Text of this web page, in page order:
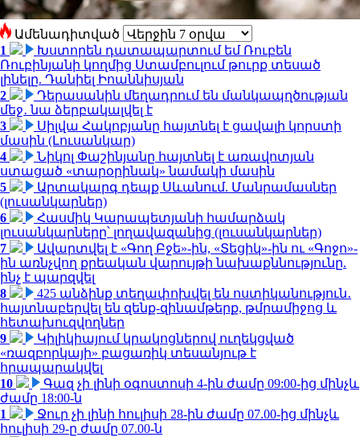
Ամենադիտված
1
Խստորեն դատապարտում եմ Ռուբեն
Ռուբինյանի կողմից Ստամբուլում թուրք տեսած
լինելը. Դանիել Իոաննիսյան
2
Դերասանին մեղադրում են մանկապղծության
մեջ․ նա ձերբակալվել է
3
Սիլվա Հակոբյանը հայտնել է ցավալի կորստի
մասին (Լուսանկար)
4
Նիկոլ Փաշինյանը հայտնել է առավոտյան
ստացած «տարօրինակ» նամակի մասին
5
Արտակարգ դեպք Սևանում. Մանրամասներ
(լուսանկարներ)
6
Հասմիկ Կարապետյանի համարձակ
լուսանկարները՝ լողավազանից (լուսանկարներ)
7
Ավարտվել է «Գող Բջե»-ին, «Տեցիկ»-ին ու «Գոջո»-
ին առնչվող քրեական վարույթի նախաքննությունը.
ինչ է պարզվել
8
425 անձինք տեղափոխվել են ոստիկանություն․
հայտնաբերվել են զենք-զինամթերք, թմրամիջոց և
հետախուզվողներ
9
Կիլիկիայում կրակոցներով ուղեկցված
«ռազբորկայի» բացառիկ տեսանյութ է
հրապարակվել
10
Գազ չի լինի օգոստոսի 4-ին ժամը 09:00-ից մինչև
ժամը 18:00-ն
1
Ջուր չի լինի հուլիսի 28-ին ժամը 07.00-ից մինչև
հուլիսի 29-ը ժամը 07.00-ն